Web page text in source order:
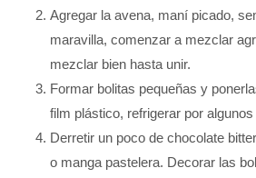
Agregar la avena, maní picado,
maravilla, comenzar a mezclar
mezclar bien hasta unir.
Formar bolitas pequeñas y
film plástico, refrigerar por
Derretir un poco de chocolate
o manga pastelera. Decorar las